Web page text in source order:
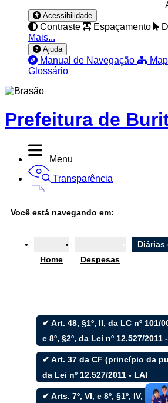
Acessibilidade
Contraste Espaçamento
Mais...
Ajuda
Manual de Navegação
Glossário
Prefeitura de
Menu
Transparência
Ouvidoria
e-SIC
Filtrar por todos
Acesso à Informação
Cidadão
Empresas
Fotos
Você está navegando em:
Home Despesas
Diárias
✔ Art. 48, §1º, II, da LC nº 101/
e 8º, §2º, da Lei nº 12.527/2011
✔ Art. 37 da CF (princípio da
da Lei nº 12.527/2011 - LAI
✔ Arts. 7º, VI, e 8º, §1º, IV, da